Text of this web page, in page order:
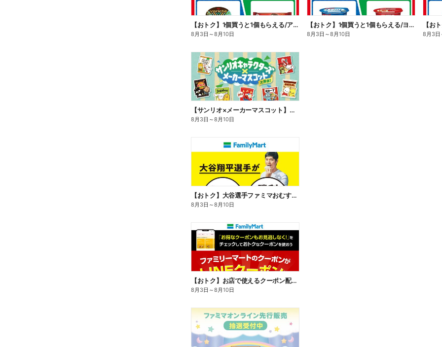
【おトク】1個買うと1個もらえる/アイス
8月3日 ～8月10日
【おトク】1個買うと1個もらえる/ヨーグルト
8月3日 ～8月10日
【お
8月3日
【サンリオ×メーカーマスコット】オリジナルグッズ貰える!
8月3日 ～8月10日
【おトク】大谷選手ファミマおむすび割
8月3日 ～8月10日
【おトク】お店で使えるクーポン配信中
8月3日 ～8月10日